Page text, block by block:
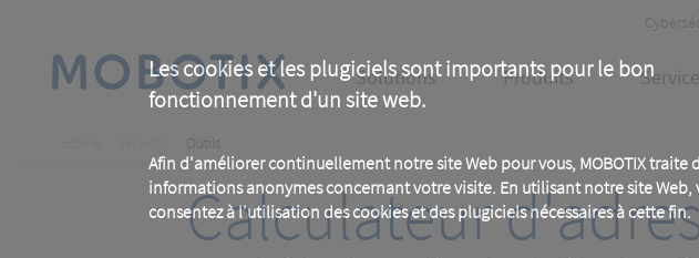
Les cookies et les plugiciels sont importants pour le bon
fonctionnement d'un site web.
Afin d'améliorer continuellement notre site Web pour vous, MOBOTIX traite
informations anonymes concernant votre visite. En utilisant notre site Web,
consentez à l'utilisation des cookies et des plugiciels nécessaires à cette fin.
content
Meta
Main
navigation
Solutions Produits
Breadcrumb
Outils
Calculateur